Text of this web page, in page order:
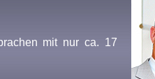
mit nur ca. 17